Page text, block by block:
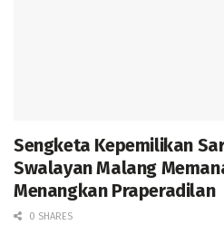
Sengketa Kepemilikan
Swalayan Malang
Menangkan Praperadilan
0 SHARES